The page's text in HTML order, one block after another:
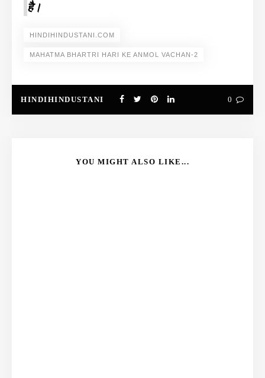
है।
HINDIHINDUSTANI.COM
MAHATMA BHARTRI HARI KE ANMOL VACHAN-2
HINDIHINDUSTANI 0
YOU MIGHT ALSO LIKE...